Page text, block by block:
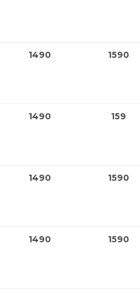
1490 1590
1490 159
1490 1590
1490 1590